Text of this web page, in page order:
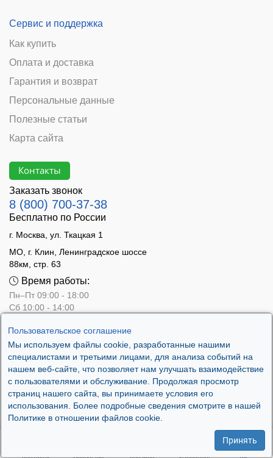
Пользовательское соглашение
Мы используем файлы cookie, разработанные нашими
специалистами и третьими лицами, для анализа событий на
нашем веб-сайте, что позволяет нам улучшать взаимодействие
с пользователями и обслуживание. Продолжая просмотр
страниц нашего сайта, вы принимаете условия его
использования. Более подробные сведения смотрите в нашей
Политике в отношении файлов cookie.
Принять
Сервис и поддержка
Как купить
Оплата и доставка
Гарантия и возврат
Персональные данные
Полезные статьи
Карта сайта
Контакты
Заказать звонок
8 (800) 700-37-38
Бесплатно по России
г. Москва, ул. Ткацкая 1
МО, г. Клин, Ленинградское шоссе
88км, стр. 63
Время работы:
Пн–Пт 09:00 - 18:00
Сб 10:00 - 14:00
Контакты Сравнение Корзина Избранное